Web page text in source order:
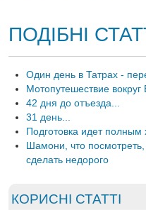
ПОДІБНІ
Один день в Татрах -
Мотопутешествие вокруг
42 дня до отъезда...
31 день...
Подготовка идет полным
Шамони, что посмотреть,
сделать недорого
КОРИСНІ СТАТТІ